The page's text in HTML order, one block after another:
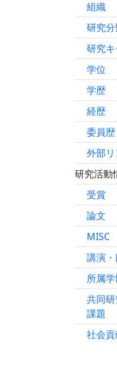
組織
研究
研究
学位
学歴
経歴
委員歴
外部リ
研究活動
受賞
論文
MISC
講演
所属
共同
課題
社会